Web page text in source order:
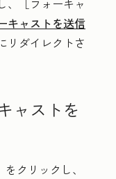
キャストを送信
リダイレクトさ
ャストを
をクリックし、